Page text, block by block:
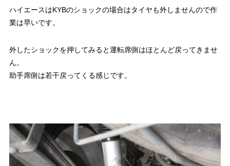
ハイエースはKYBのショックの場合はタイヤも外しませんので作
業は早いです。
外したショックを押してみると運転席側はほとんど戻ってきませ
ん。
助手席側は若干戻ってくる感じです。